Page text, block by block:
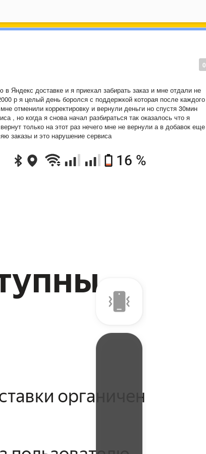
0
Яндекс доставке и я приехал забирать заказ и мне отдали не
р я целый день боролся с поддержкой которая после каждого
отменили корректировку и вернули деньги но спустя 30мин
, но когда я снова начал разбираться так оказалось что я
только на этот раз нечего мне не вернули а в добавок еще
заказы и это нарушение сервиса